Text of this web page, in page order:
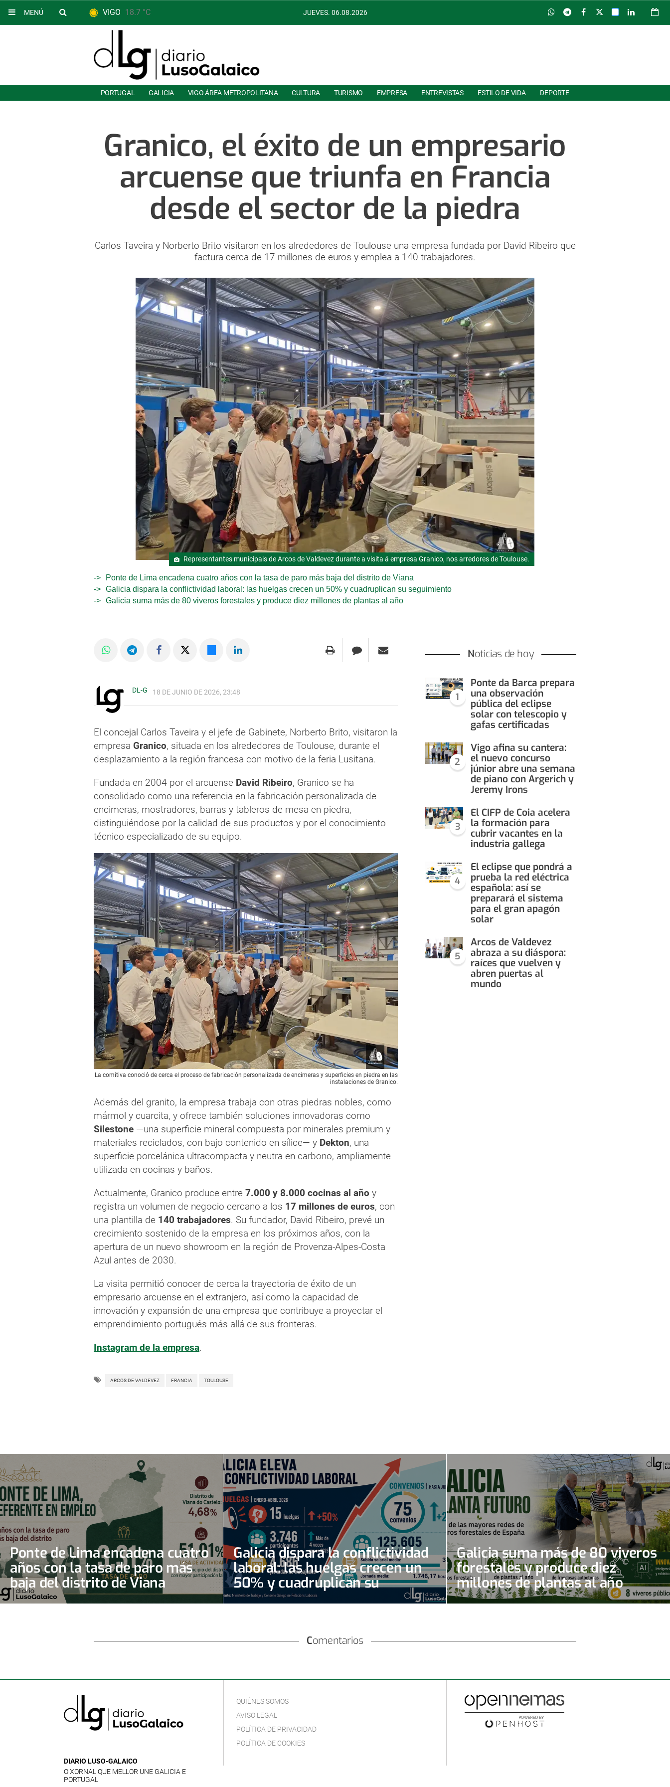
MENÚ VIGO 18.7 °C JUEVES. 06.08.2026
PORTUGAL GALICIA VIGO ÁREA METROPOLITANA CULTURA TURISMO EMPRESA ENTREVISTAS ESTILO DE VIDA DEPORTE
Granico, el éxito de un empresario
arcuense que triunfa en Francia
desde el sector de la piedra
Carlos Taveira y Norberto Brito visitaron en los alrededores de Toulouse una empresa fundada por David Ribeiro que
factura cerca de 17 millones de euros y emplea a 140 trabajadores.
Representantes municipais de Arcos de Valdevez durante a visita á empresa Granico, nos arredores de Toulouse.
Ponte de Lima encadena cuatro años con la tasa de paro más baja del distrito de Viana
Galicia dispara la conflictividad laboral: las huelgas crecen un 50% y cuadruplican su seguimiento
Galicia suma más de 80 viveros forestales y produce diez millones de plantas al año
DL-G 18 DE JUNIO DE 2026, 23:48
El concejal Carlos Taveira y el jefe de Gabinete, Norberto Brito, visitaron la
empresa Granico, situada en los alrededores de Toulouse, durante el
desplazamiento a la región francesa con motivo de la feria Lusitana.
Fundada en 2004 por el arcuense David Ribeiro, Granico se ha
consolidado como una referencia en la fabricación personalizada de
encimeras, mostradores, barras y tableros de mesa en piedra,
distinguiéndose por la calidad de sus productos y por el conocimiento
técnico especializado de su equipo.
La comitiva conoció de cerca el proceso de fabricación personalizada de encimeras y superficies en piedra en las
instalaciones de Granico.
Además del granito, la empresa trabaja con otras piedras nobles, como
mármol y cuarcita, y ofrece también soluciones innovadoras como
Silestone —una superficie mineral compuesta por minerales premium y
materiales reciclados, con bajo contenido en sílice— y Dekton, una
superficie porcelánica ultracompacta y neutra en carbono, ampliamente
utilizada en cocinas y baños.
Actualmente, Granico produce entre 7.000 y 8.000 cocinas al año y
registra un volumen de negocio cercano a los 17 millones de euros, con
una plantilla de 140 trabajadores. Su fundador, David Ribeiro, prevé un
crecimiento sostenido de la empresa en los próximos años, con la
apertura de un nuevo showroom en la región de Provenza-Alpes-Costa
Azul antes de 2030.
La visita permitió conocer de cerca la trayectoria de éxito de un
empresario arcuense en el extranjero, así como la capacidad de
innovación y expansión de una empresa que contribuye a proyectar el
emprendimiento portugués más allá de sus fronteras.
Instagram de la empresa.
ARCOS DE VALDEVEZ FRANCIA TOULOUSE
Noticias de hoy
1
Ponte da Barca prepara
una observación
pública del eclipse
solar con telescopio y
gafas certificadas
2
Vigo afina su cantera:
el nuevo concurso
júnior abre una semana
de piano con Argerich y
Jeremy Irons
3
El CIFP de Coia acelera
la formación para
cubrir vacantes en la
industria gallega
4
El eclipse que pondrá a
prueba la red eléctrica
española: así se
preparará el sistema
para el gran apagón
solar
5
Arcos de Valdevez
abraza a su diáspora:
raíces que vuelven y
abren puertas al
mundo
Ponte de Lima encadena cuatro
años con la tasa de paro más
baja del distrito de Viana
Galicia dispara la conflictividad
laboral: las huelgas crecen un
50% y cuadruplican su
seguimiento
Galicia suma más de 80 viveros
forestales y produce diez
millones de plantas al año
Comentarios
DIARIO LUSO-GALAICO
O XORNAL QUE MELLOR UNE GALICIA E
PORTUGAL
QUIÉNES SOMOS
AVISO LEGAL
POLÍTICA DE PRIVACIDAD
POLÍTICA DE COOKIES